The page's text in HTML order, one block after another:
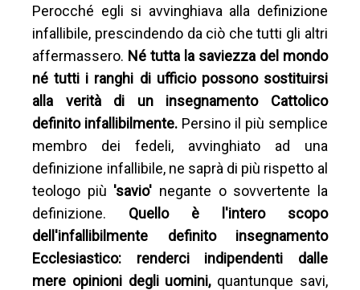
Perocché egli si avvinghiava alla definizione
infallibile, prescindendo da ciò che tutti gli altri
affermassero. Né tutta la saviezza del mondo
né tutti i ranghi di ufficio possono sostituirsi
alla verità di un insegnamento Cattolico
definito infallibilmente. Persino il più semplice
membro dei fedeli, avvinghiato ad una
definizione infallibile, ne saprà di più rispetto al
teologo più 'savio' negante o sovvertente la
definizione. Quello è l'intero scopo
dell'infallibilmente definito insegnamento
Ecclesiastico: renderci indipendenti dalle
mere opinioni degli uomini, quantunque savi,